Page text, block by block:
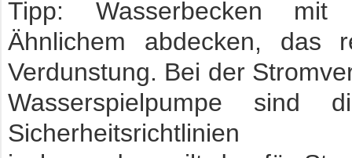
Tipp: Wasserbecken
Ähnlichem abdecken, das
Verdunstung. Bei der
Wasserspielpumpe sind
Sicherheitsrichtlinien